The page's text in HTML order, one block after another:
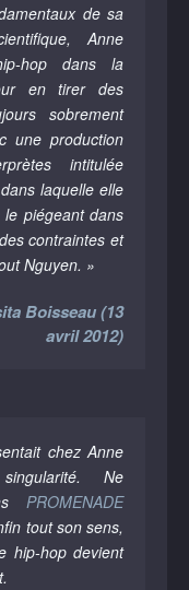
de sa
Anne
hop dans la
en tirer des
sobrement
une production
intitulée
laquelle elle
piégeant dans
contraintes et
Nguyen. »
Boisseau (13
avril 2012)
chez Anne
Ne
PROMENADE
tout son sens,
hip-hop devient